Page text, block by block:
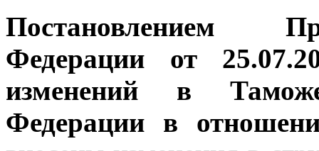
Постановлением
Федерации от
изменений в
Федерации в